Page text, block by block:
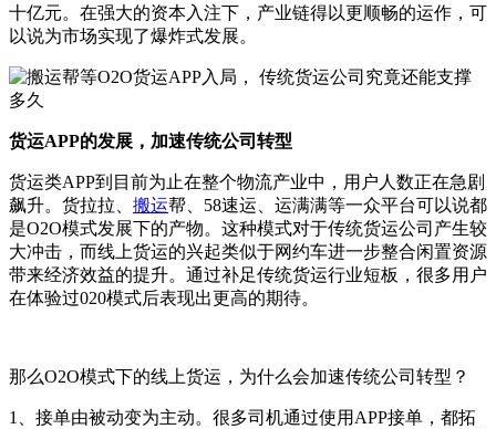
十亿元。在强大的资本入注下，产业链得以更顺畅的运作，可
以说为市场实现了爆炸式发展。
货运APP的发展，加速传统公司转型
货运类APP到目前为止在整个物流产业中，用户人数正在急剧
飙升。货拉拉、 搬运帮、58速运、运满满等一众平台可以说都
是O2O模式发展下的产物。这种模式对于传统货运公司产生较
大冲击，而线上货运的兴起类似于网约车进一步整合闲置资源
带来经济效益的提升。通过补足传统货运行业短板，很多用户
在体验过020模式后表现出更高的期待。
那么O2O模式下的线上货运，为什么会加速传统公司转型？
1、接单由被动变为主动。很多司机通过使用APP接单，都拓